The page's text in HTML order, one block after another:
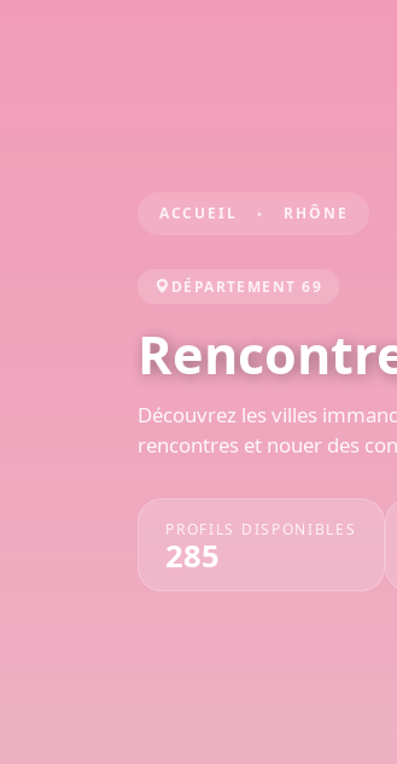
ACCUEIL RHÔNE
DÉPARTEMENT 69
Découvrez les villes
rencontres et nouer des
PROFILS DISPONIBLES
285